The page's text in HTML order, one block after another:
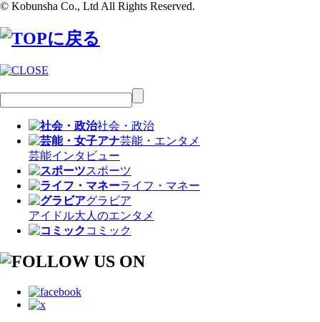
© Kobunsha Co., Ltd All Rights Reserved.
社会・政治
芸能・エンタメ
芸能インタビュー
スポーツ
ライフ・マネー
グラビア
アイドル大人のエンタメ
コミック